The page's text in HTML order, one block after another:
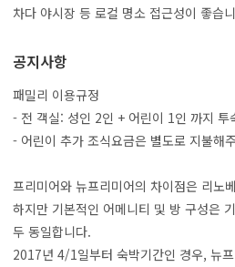
차다 야시장 등 로컬 명소 접근성이 좋습
공지사항
패밀리 이용규정
- 전 객실: 성인 2인 + 어린이 1인 까지 투
- 어린이 추가 조식요금은 별도로 지불해
프리미어와 뉴프리미어의 차이점은 리노
하지만 기본적인 어메니티 및 방 구성은
두 동일합니다.
2017년 4/1일부터 숙박기간인 경우, 뉴